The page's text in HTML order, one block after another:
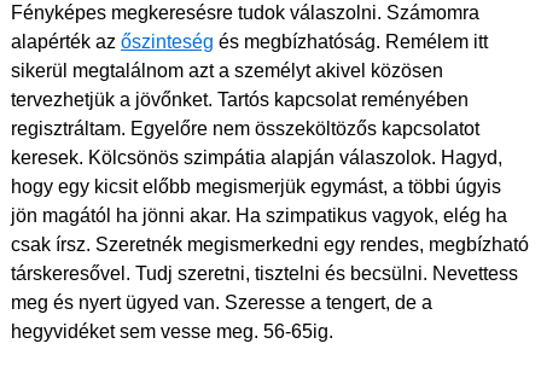
Fényképes megkeresésre tudok válaszolni. Számomra
alapérték az őszinteség és megbízhatóság. Remélem itt
sikerül megtalálnom azt a személyt akivel közösen
tervezhetjük a jövőnket. Tartós kapcsolat reményében
regisztráltam. Egyelőre nem összeköltözős kapcsolatot
keresek. Kölcsönös szimpátia alapján válaszolok. Hagyd,
hogy egy kicsit előbb megismerjük egymást, a többi úgyis
jön magától ha jönni akar. Ha szimpatikus vagyok, elég ha
csak írsz. Szeretnék megismerkedni egy rendes, megbízható
társkeresővel. Tudj szeretni, tisztelni és becsülni. Nevettess
meg és nyert ügyed van. Szeresse a tengert, de a
hegyvidéket sem vesse meg. 56-65ig.